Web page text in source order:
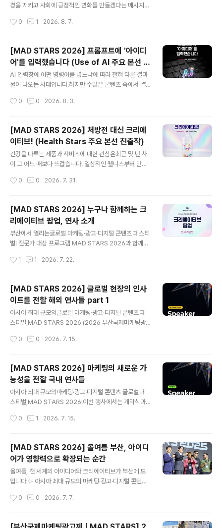
경을 지키고 사회에 긍정적인 변화를 만들겠다는 메시지는
나 진짜 질문은 그다음입니다.좋은 의도를 실제 변화로 연
흔치 않습니다. 뜻을 이야기하는 것과그 뜻을 눈에 보이는
결과로 만드는 것은서로 다른 일이기 때문입니다. MAD S
TARS 2026의 'POSITIVE IMPACT Group'은사회와
환경 전반에 긍정적인 변화를 만들어내고,지속가능성과 공
공적 가치를 크리에이티브로 구현한 작품이 모이는 그룹입
및 건강 개선 등사람들의 더 나은 삶과 기업의 사회적 책임
0 1 2026. 8. 7.
[MAD STARS 2026] 프롬프트에 '아이디
어'를 입력했습니다 (Use of AI 주요 본선 진
출작)
AI 입력창에 어떤 명령어를 넣느냐에 따라 전혀 다른 결과
물이 나오는 시대입니다.하지만 수많은 콘텐츠 속에서 결
아닌, 프롬프트에 담긴 '인간의 아이디어'입니다. 최근 글로
상상력을 완벽한 비주얼과 시스템으로 구현해 주는'유용한
크리에이티브 파트너'로 적극 활용하고 있습니다. MAD S
TARS 2026 역시 이러한 흐름을 반영해,아이디어의 구현
방식과 제작 완성도를 평가하는 크래프트(Craft) 영역에‘U
se of AI’를 새롭게 신설했습니다. 출품 단계부터 AI를 어
세워,기술의 유용성은 인정하되 아이디어와 기획의 주도권
0 0 2026. 8. 3.
[MAD STARS 2026] 처방전 대신 크리에
이티브! (Health Stars 주요 본선 진출작)
건강을 다루는 제품과 서비스에 대한 관심은최근 몇 년 사
이 그 어느 때보다 뜨겁습니다. 일상적인 웰니스부터 만성
드가 다뤄야 할 주제의 무게도 함께 커졌습니다. 관심이 커
기하는 광고는 정보의 정확성과 표현의 신중함,사람을 대
하는 진정성이 동시에 요구됩니다.​과장된 메시지는 오해를
부르고,너무 조심스러운 접근은 전달력을 잃기 쉬워'그 사
이에서 균형을 찾는 일'은 헬스 크리에이티브가 오랜 시간
마주해온 숙제였습니다. MAD STARS 2026은 이러한
을 새롭게 신설했습니다. "처방전 대신 크리에이티브!"라는
0 0 2026. 7. 31.
[MAD STARS 2026] 누구나 함께하는 크
리에이티브 팝업, 연사 소개
부산에서 열리는글로벌 마케팅·광고·디지털 콘텐츠 페스티
벌! 전문가 대상 프로그램 MAD STARS 2026과 함께누
크리에이티브 팝업’도 마련됩니다. 광고를 전공하지 않아
흐름과 다양한 아이디어를 가까이에서 만나보실 수 있는데
요. 먼저 크리에이티브 팝업을 함께할 여섯 명의 연사를 소
개합니다. 글로벌 광고제에서 브랜드 성장의 방향을 읽다
김윤호제일기획Creative Lab / 팀장​ 김윤호 팀장은 제일
는 전문가입니다. 광고제 출품 전략을 수립하고 실행하는
1 1 2026. 7. 22.
[MAD STARS 2026] 글로벌 현장의 인사
이트를 전할 해외 연사들 part 1
아시아 최대 규모의글로벌 마케팅·광고·디지털 콘텐츠 페
스티벌,MAD STARS 2026 (2026 부산국제마케팅광
해외 전문가들이 MAD STARS 2026 연사로 참여해다
해외 연사를 소개합니다. 기술과 크리에이티브로 관습에
도전하다Tara McKentyAKQA Australia & New Zea
landChief Creative Officer Tara McKenty는 TBW
A, Saatchi & Saatchi, BMF 등글로벌 에이전시를 거치
며아시아·태평양(APAC) 지역 크리에이티브 산업에서17
에서는 크리에이티브를 이끌며스포츠와 기술..
0 0 2026. 7. 15.
[MAD STARS 2026] 마케팅의 새로운 가
능성을 전할 국내 연사들
아시아 최대 규모의마케팅·광고·디지털 콘텐츠 글로벌 페
스티벌,MAD STARS 2026!​이번 행사에서는 개막식과
프로그램 등올해의 크리에이티브 흐름을 직접 경험할 수
활약 중인 국내외 전문가들이 연사로 참여해더욱 깊이있는
인사이트를 전할 예정인데요. 오늘은 MAD STARS 202
6 무대에 오를 연사 라인업 중국내 연사들을 먼저 소개합
니다! 제품을 넘어 브랜드 경험을 만들다류혜정유니레버
카버코리아디멘드 크리에이션 부문/이사 류혜정 이사는 유
의 글로벌 리브랜딩과 주요 커뮤니케이션 전략을 이끌고
0 1 2026. 7. 15.
[MAD STARS 2026] 올여름 부산, 아이디
어가 영향력으로 확장되는 순간
올여름, 전 세계의 아이디어와 크리에이티브가 부산에 모
입니다.✨ 아시아 최대 규모의 마케팅·광고·디지털 콘텐츠
고제)이8월 26일부터 28일까지 사흘간시그니엘 부산과
Y, 가능성을 증폭하라’입니다. 작은 아이디어가 더 큰 영향
0 0 2026. 7. 7.